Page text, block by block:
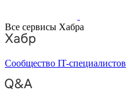
Все сервисы Хабра
Сообщество IT-специалистов